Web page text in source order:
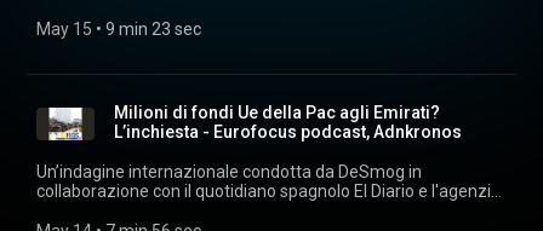
conversazione con Eduardo Castellet Nogués sulle basi e le
le piattaforme di streaming. Estratti audio: archivio audiovisivi
Adnkronos. Musiche su licenza Machiavelli Music.
May 15 • 9 min 23 sec
Milioni di fondi Ue della Pac agli Emirati?
L’inchiesta - Eurofocus podcast, Adnkronos
Un’indagine internazionale condotta da DeSmog in
collaborazione con il quotidiano spagnolo El Diario e l'agenzia